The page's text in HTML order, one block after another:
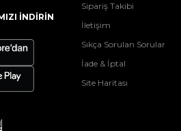
İNDİRİN
Sipariş Takibi
İletişim
Sıkça Sorulan Sorular
İade & İptal
Site Haritası